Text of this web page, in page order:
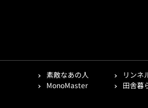
素敵なあの人 リンネ
MonoMaster 田舎暮